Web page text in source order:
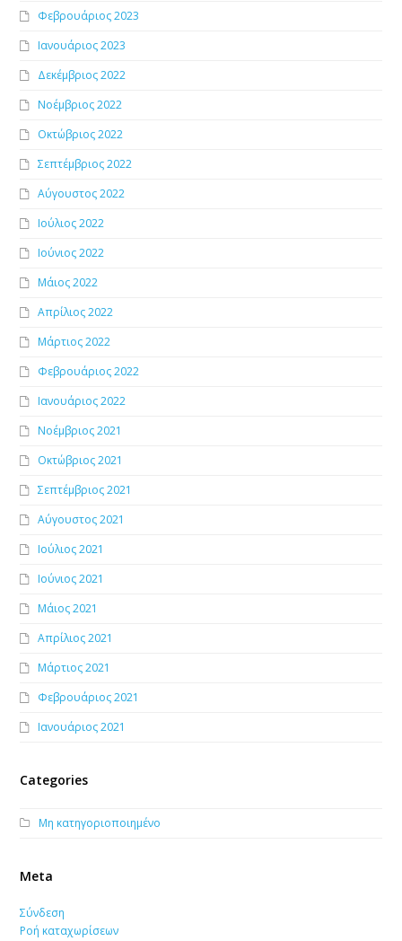
Φεβρουάριος 2023
Ιανουάριος 2023
Δεκέμβριος 2022
Νοέμβριος 2022
Οκτώβριος 2022
Σεπτέμβριος 2022
Αύγουστος 2022
Ιούλιος 2022
Ιούνιος 2022
Μάιος 2022
Απρίλιος 2022
Μάρτιος 2022
Φεβρουάριος 2022
Ιανουάριος 2022
Νοέμβριος 2021
Οκτώβριος 2021
Σεπτέμβριος 2021
Αύγουστος 2021
Ιούλιος 2021
Ιούνιος 2021
Μάιος 2021
Απρίλιος 2021
Μάρτιος 2021
Φεβρουάριος 2021
Ιανουάριος 2021
Categories
Μη κατηγοριοποιημένο
Meta
Σύνδεση
Ροή καταχωρίσεων